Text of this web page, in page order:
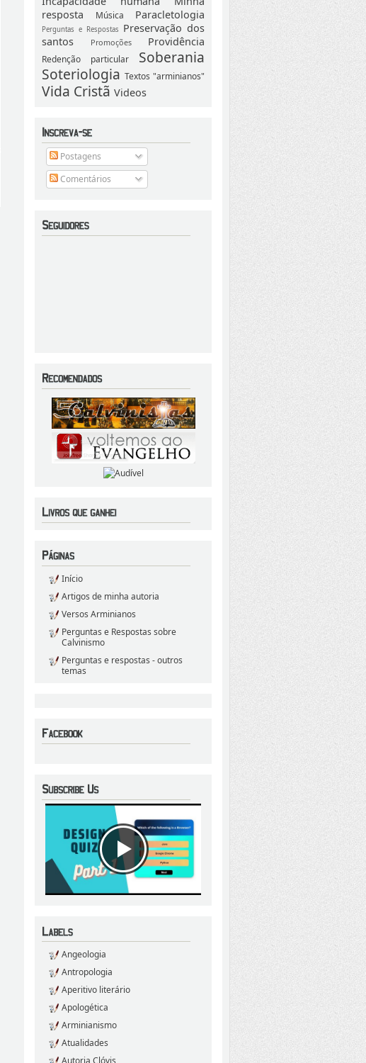
resposta
Música Paracletologia
Perguntas e Respostas
Preservação dos
santos
Promoções Providência
Redenção particular
Soberania
Soteriologia Textos "arminianos"
Vida Cristã Videos
Postagens
Comentários
Início
Artigos de minha autoria
Versos Arminianos
Perguntas e Respostas sobre
Calvinismo
Perguntas e respostas - outros
temas
Angeologia
Antropologia
Aperitivo literário
Apologética
Arminianismo
Atualidades
Autoria Clóvis